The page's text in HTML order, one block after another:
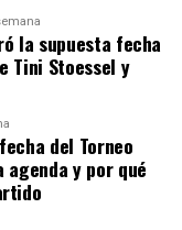
de “imágenes y
pueden ser “muy
preocupación
es dirigir a mi
la supuesta fecha
Tini Stoessel y
del Torneo
agenda y por qué